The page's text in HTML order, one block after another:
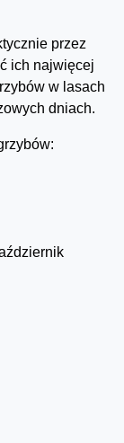
przez
ich najwięcej
w lasach
dniach.